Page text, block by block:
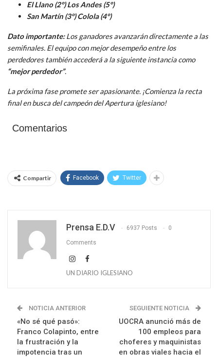
El Llano (2°) Los Andes (5°)
San Martín (3°) Colola (4°)
Dato importante:Los ganadores avanzarán directamente a las
semifinales. El equipo con mejor desempeño entre los
perdedores también accederá a la siguiente instancia como
“mejor perdedor”.
La próxima fase promete ser apasionante. ¡Comienza la recta
final en busca del campeón del Apertura iglesiano!
Comentarios
Compartir Facebook Twitter
Prensa E.D.V 6937 Posts 0
Comments
UN DIARIO IGLESIANO
NOTICIA ANTERIOR
«No sé qué pasó»:
Franco Colapinto, entre
la frustración y la
impotencia tras un
SEGUIENTE NOTICIA
UOCRA anunció más de
100 empleos para
choferes y maquinistas
en obras viales hacia el